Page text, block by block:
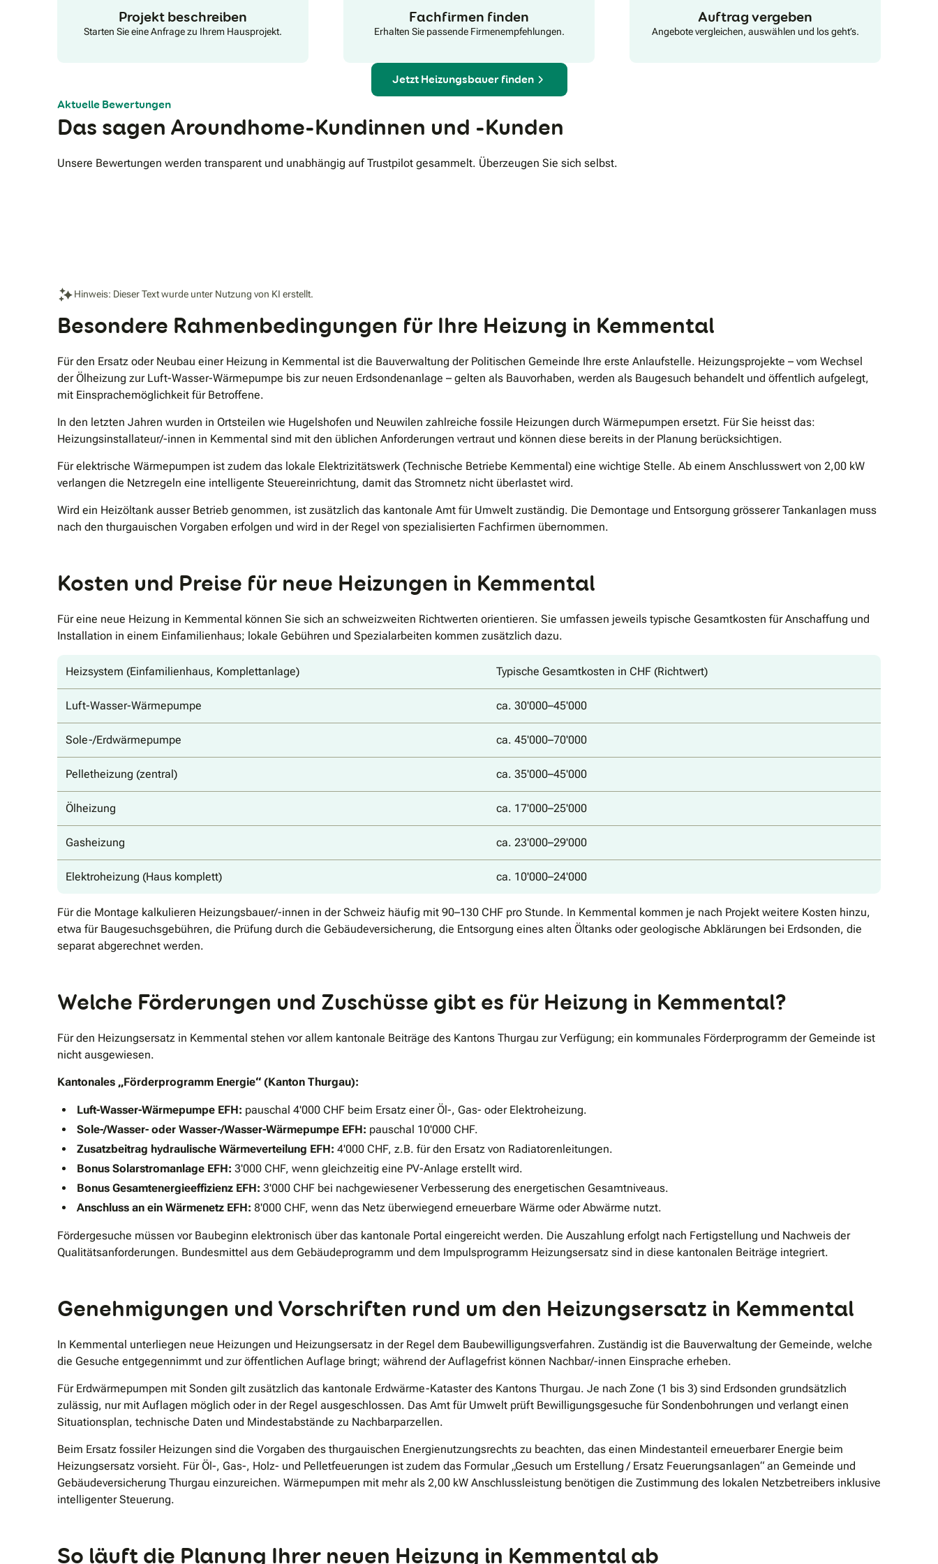
sind wir im Notfall jederzeit schnell zur Stelle und
sorgen für maximale Betriebssicherheit Ihrer Anlage.
Persönliche Beratung, transparente Kommunikation
Projekt beschreiben
Starten Sie eine Anfrage zu Ihrem Hausprojekt.
Fachfirmen finden
Erhalten Sie passende Firmenempfehlungen.
Auftrag vergeben
Angebote vergleichen, auswählen und los geht’s.
Jetzt Heizungsbauer finden
Aktuelle Bewertungen
Das sagen Aroundhome-Kundinnen und -Kunden
Unsere Bewertungen werden transparent und unabhängig auf Trustpilot gesammelt. Überzeugen Sie sich selbst.
Hinweis: Dieser Text wurde unter Nutzung von KI erstellt.
Besondere Rahmenbedingungen für Ihre Heizung in Kemmental
Für den Ersatz oder Neubau einer Heizung in Kemmental ist die Bauverwaltung der Politischen Gemeinde Ihre erste Anlaufstelle. Heizungsprojekte – vom Wechsel
der Ölheizung zur Luft-Wasser-Wärmepumpe bis zur neuen Erdsondenanlage – gelten als Bauvorhaben, werden als Baugesuch behandelt und öffentlich aufgelegt,
mit Einsprachemöglichkeit für Betroffene.
In den letzten Jahren wurden in Ortsteilen wie Hugelshofen und Neuwilen zahlreiche fossile Heizungen durch Wärmepumpen ersetzt. Für Sie heisst das:
Heizungsinstallateur/-innen in Kemmental sind mit den üblichen Anforderungen vertraut und können diese bereits in der Planung berücksichtigen.
Für elektrische Wärmepumpen ist zudem das lokale Elektrizitätswerk (Technische Betriebe Kemmental) eine wichtige Stelle. Ab einem Anschlusswert von 2,00 kW
verlangen die Netzregeln eine intelligente Steuereinrichtung, damit das Stromnetz nicht überlastet wird.
Wird ein Heizöltank ausser Betrieb genommen, ist zusätzlich das kantonale Amt für Umwelt zuständig. Die Demontage und Entsorgung grösserer Tankanlagen muss
nach den thurgauischen Vorgaben erfolgen und wird in der Regel von spezialisierten Fachfirmen übernommen.
Kosten und Preise für neue Heizungen in Kemmental
Für eine neue Heizung in Kemmental können Sie sich an schweizweiten Richtwerten orientieren. Sie umfassen jeweils typische Gesamtkosten für Anschaffung und
Installation in einem Einfamilienhaus; lokale Gebühren und Spezialarbeiten kommen zusätzlich dazu.
Heizsystem (Einfamilienhaus, Komplettanlage) Typische Gesamtkosten in CHF (Richtwert)
Luft-Wasser-Wärmepumpe ca. 30'000–45'000
Sole-/Erdwärmepumpe ca. 45'000–70'000
Pelletheizung (zentral) ca. 35'000–45'000
Ölheizung ca. 17'000–25'000
Gasheizung ca. 23'000–29'000
Elektroheizung (Haus komplett) ca. 10'000–24'000
Für die Montage kalkulieren Heizungsbauer/-innen in der Schweiz häufig mit 90–130 CHF pro Stunde. In Kemmental kommen je nach Projekt weitere Kosten hinzu,
etwa für Baugesuchsgebühren, die Prüfung durch die Gebäudeversicherung, die Entsorgung eines alten Öltanks oder geologische Abklärungen bei Erdsonden, die
separat abgerechnet werden.
Welche Förderungen und Zuschüsse gibt es für Heizung in Kemmental?
Für den Heizungsersatz in Kemmental stehen vor allem kantonale Beiträge des Kantons Thurgau zur Verfügung; ein kommunales Förderprogramm der Gemeinde ist
nicht ausgewiesen.
Kantonales „Förderprogramm Energie“ (Kanton Thurgau):
Luft-Wasser-Wärmepumpe EFH: pauschal 4'000 CHF beim Ersatz einer Öl-, Gas- oder Elektroheizung.
Sole-/Wasser- oder Wasser-/Wasser-Wärmepumpe EFH: pauschal 10'000 CHF.
Zusatzbeitrag hydraulische Wärmeverteilung EFH: 4'000 CHF, z.B. für den Ersatz von Radiatorenleitungen.
Bonus Solarstromanlage EFH: 3'000 CHF, wenn gleichzeitig eine PV-Anlage erstellt wird.
Bonus Gesamtenergieeffizienz EFH: 3'000 CHF bei nachgewiesener Verbesserung des energetischen Gesamtniveaus.
Anschluss an ein Wärmenetz EFH: 8'000 CHF, wenn das Netz überwiegend erneuerbare Wärme oder Abwärme nutzt.
Fördergesuche müssen vor Baubeginn elektronisch über das kantonale Portal eingereicht werden. Die Auszahlung erfolgt nach Fertigstellung und Nachweis der
Qualitätsanforderungen. Bundesmittel aus dem Gebäudeprogramm und dem Impulsprogramm Heizungsersatz sind in diese kantonalen Beiträge integriert.
Genehmigungen und Vorschriften rund um den Heizungsersatz in Kemmental
In Kemmental unterliegen neue Heizungen und Heizungsersatz in der Regel dem Baubewilligungsverfahren. Zuständig ist die Bauverwaltung der Gemeinde, welche
die Gesuche entgegennimmt und zur öffentlichen Auflage bringt; während der Auflagefrist können Nachbar/-innen Einsprache erheben.
Für Erdwärmepumpen mit Sonden gilt zusätzlich das kantonale Erdwärme-Kataster des Kantons Thurgau. Je nach Zone (1 bis 3) sind Erdsonden grundsätzlich
zulässig, nur mit Auflagen möglich oder in der Regel ausgeschlossen. Das Amt für Umwelt prüft Bewilligungsgesuche für Sondenbohrungen und verlangt einen
Situationsplan, technische Daten und Mindestabstände zu Nachbarparzellen.
Beim Ersatz fossiler Heizungen sind die Vorgaben des thurgauischen Energienutzungsrechts zu beachten, das einen Mindestanteil erneuerbarer Energie beim
Heizungsersatz vorsieht. Für Öl-, Gas-, Holz- und Pelletfeuerungen ist zudem das Formular „Gesuch um Erstellung / Ersatz Feuerungsanlagen“ an Gemeinde und
Gebäudeversicherung Thurgau einzureichen. Wärmepumpen mit mehr als 2,00 kW Anschlussleistung benötigen die Zustimmung des lokalen Netzbetreibers inklusive
intelligenter Steuerung.
So läuft die Planung Ihrer neuen Heizung in Kemmental ab